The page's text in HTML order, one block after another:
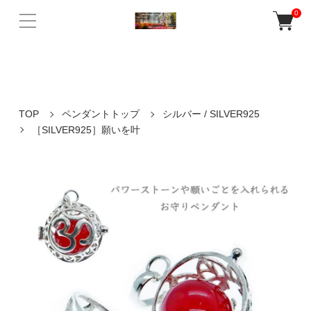
バリ島ウブドの老舗人気店Rainbow Spiritの公式ネットショップ。 天然
石パワーストーンや誕生石を使ったアクセサリー、 癒しの音色が響く
0
TOP ペンダントトップ
シルバー / SILVER925
［SILVER925］願いを叶